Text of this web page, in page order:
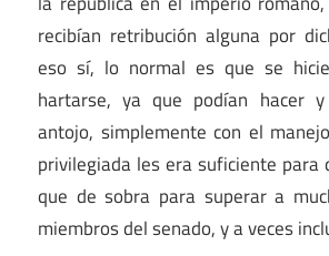
recibían retribución alguna por
eso sí, lo normal es que se
hartarse, ya que podían hacer
antojo, simplemente con el
privilegiada les era suficiente para
que de sobra para superar a
miembros del senado, y a veces